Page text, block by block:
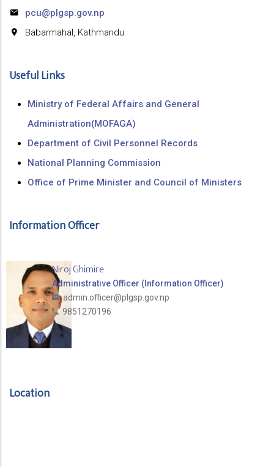
pcu@plgsp.gov.np
Babarmahal, Kathmandu
Useful Links
Ministry of Federal Affairs and General
Administration(MOFAGA)
Department of Civil Personnel Records
National Planning Commission
Office of Prime Minister and Council of Ministers
Information Officer
Niroj Ghimire
Administrative Officer (Information Officer)
admin.officer@plgsp.gov.np
9851270196
Location